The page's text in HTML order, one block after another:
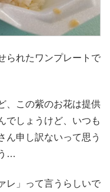
られたワンプレートで
、この紫のお花は提供
でしょうけど、いつも
申し訳ないって思う
…
レ」って言うらしいで